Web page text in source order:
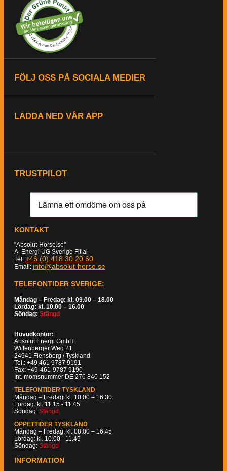
FÖLJ OSS PÅ SOCIALA MEDIER
LADDA NED VÅR APP
TRUSTPILOT
KONTAKT
"Absolut-Horse.se"
A. Energi UG Sverige Filial
Tel: +46 (0) 418 30 20 60
Email: info@absolut-horse.se
TELEFONTIDER SVERIGE:
Måndag – Fredag: kl. 09.00 – 18.00
Lördag: kl. 10.00 – 16.00
Söndag: Stängd
Huvudkontor:
Absolut Energi GmbH
Wittenberger Weg 21
24941 Flensborg / Tyskland
Tel.: +49 461 9787 9191
Fax: +49-461-9787 9190
Int. momsnummer DE 276 840 152
TELEFONTIDER TYSKLAND
Måndag – Fredag: kl. 10.00 – 16.30
Lördag: kl. 11.15 - 11.45
Söndag: Stängd
ÖPPETTIDER TYSKLAND
Måndag – Fredag: kl. 08.00 – 16.45
Lördag: kl. 10.00 - 11.45
Söndag: Stängd
INFORMATION